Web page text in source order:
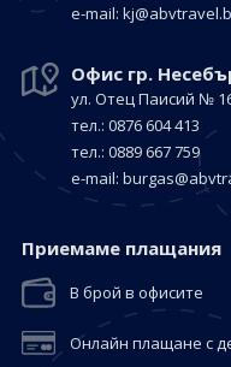
е-mail:
Офис гр.
ул. Отец Паисий №
тел.: 0876 604 413
тел.: 0889 667 759
е-mail:
Приемaме плащания
В брой в офисите
Онлайн плащане с